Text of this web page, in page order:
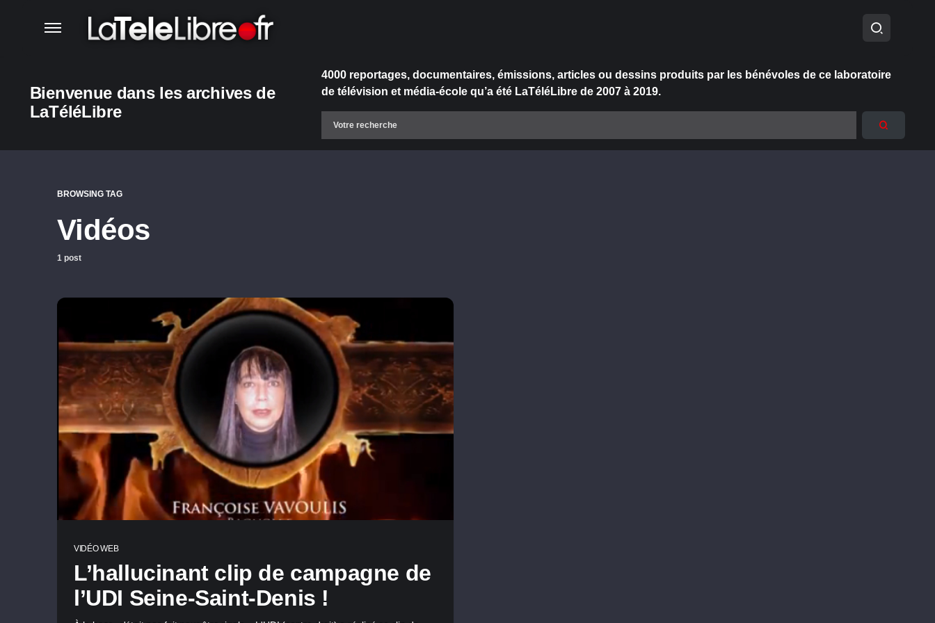
Bienvenue dans les archives de
LaTéléLibre
4000 reportages, documentaires, émissions, articles ou dessins produits par les bénévoles de ce laboratoire
de télévision et média-école qu’a été LaTéléLibre de 2007 à 2019.
BROWSING TAG
Vidéos
1 post
VIDÉO WEB
L’hallucinant clip de campagne de
l’UDI Seine-Saint-Denis !